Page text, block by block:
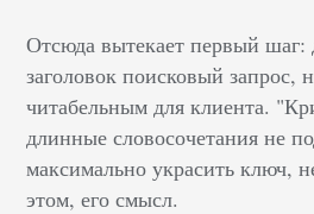
Отсюда вытекает первый шаг:
заголовок поисковый запрос,
читабельным для клиента.
длинные словосочетания не
максимально украсить ключ,
этом, его смысл.